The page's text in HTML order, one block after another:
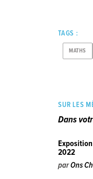
TAGS :
MATHS
SUR LES
Dans
2022
parOns